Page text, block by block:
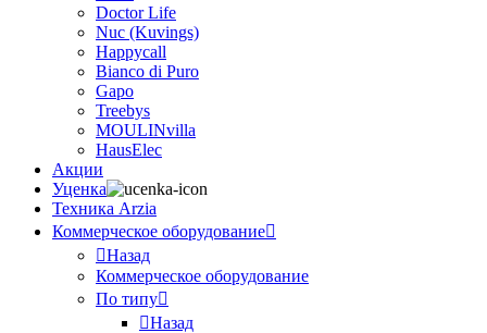
Doctor Life
Nuc (Kuvings)
Happycall
Bianco di Puro
Gapo
Treebys
MOULINvilla
HausElec
Акции
Уценка
Техника Arzia
Коммерческое оборудование
Назад
Коммерческое оборудование
По типу
Назад